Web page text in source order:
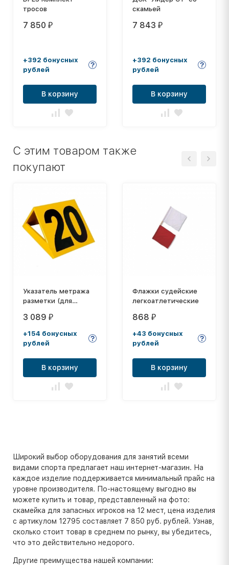
тросов
7 850 ₽
+392 бонусных
рублей
В корзину
скамьей
7 843 ₽
+392 бонусных
рублей
В корзину
C этим товаром также
покупают
Указатель метража
разметки (для
молота)
3 089 ₽
+154 бонусных
рублей
В корзину
Флажки судейские
легкоатлетические
868 ₽
+43 бонусных
рублей
В корзину
Широкий выбор оборудования для занятий всеми
видами спорта предлагает наш интернет-магазин. На
каждое изделие поддерживается минимальный прайс на
уровне производителя. По-настоящему выгодно вы
можете купить и товар, представленный на фото:
скамейка для запасных игроков на 12 мест, цена изделия
с артикулом 12795 составляет 7 850 руб. рублей. Узнав,
сколько стоит товар в среднем по рынку, вы убедитесь,
что это действительно недорого.
Другие преимущества нашей компании: